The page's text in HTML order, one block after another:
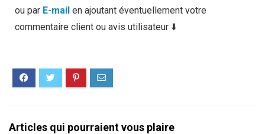
ou par E-mail en ajoutant éventuellement votre
commentaire client ou avis utilisateur ⬇️
Articles qui pourraient vous plaire